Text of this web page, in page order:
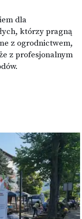
dla
którzy pragną
z ogrodnictwem,
z profesjonalnym